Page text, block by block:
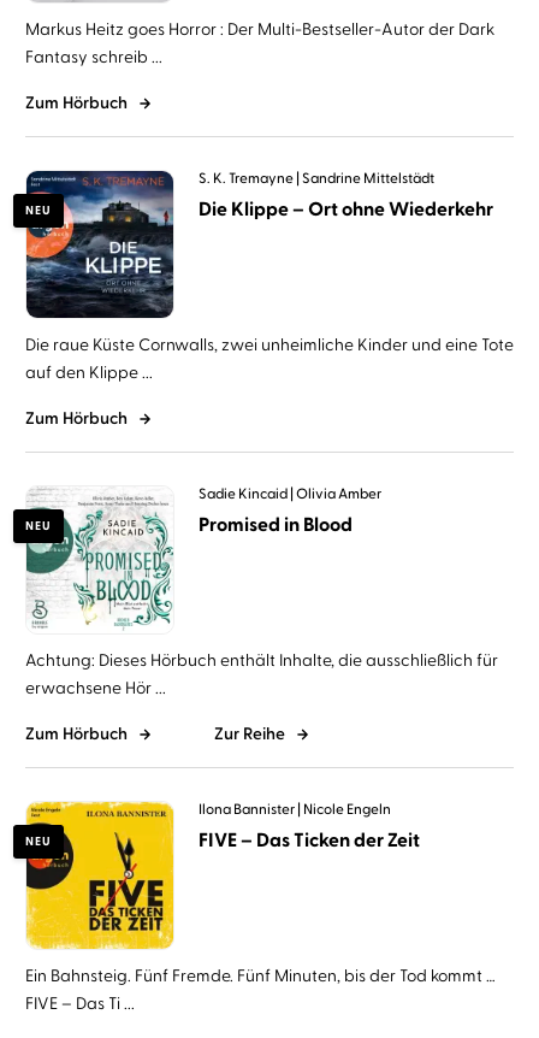
Markus Heitz goes Horror : Der Multi-Bestseller-Autor der Dark
Fantasy schreib ...
Zum Hörbuch
NEU
S. K. Tremayne Sandrine Mittelstädt
Die Klippe – Ort ohne Wiederkehr
Die raue Küste Cornwalls, zwei unheimliche Kinder und eine Tote
auf den Klippe ...
Zum Hörbuch
NEU
Sadie Kincaid Olivia Amber
Promised in Blood
Achtung: Dieses Hörbuch enthält Inhalte, die ausschließlich für
erwachsene Hör ...
Zum Hörbuch Zur Reihe
NEU
Ilona Bannister Nicole Engeln
FIVE – Das Ticken der Zeit
Ein Bahnsteig. Fünf Fremde. Fünf Minuten, bis der Tod kommt …
FIVE – Das Ti ...